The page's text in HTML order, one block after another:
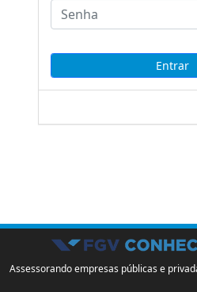
Assessorando empresas públicas e